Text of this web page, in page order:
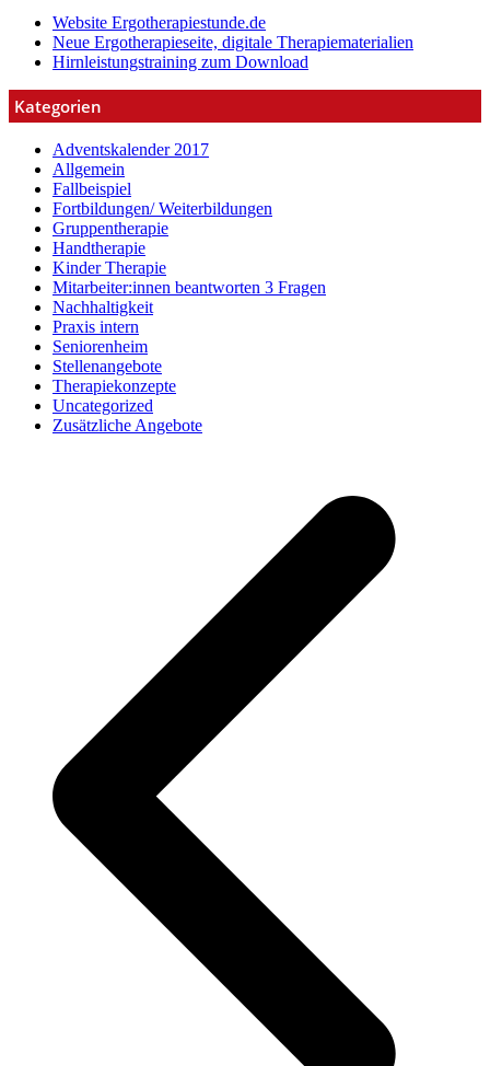
Website Ergotherapiestunde.de
Neue Ergotherapieseite, digitale Therapiematerialien
Hirnleistungstraining zum Download
Kategorien
Adventskalender 2017
Allgemein
Fallbeispiel
Fortbildungen/ Weiterbildungen
Gruppentherapie
Handtherapie
Kinder Therapie
Mitarbeiter:innen beantworten 3 Fragen
Nachhaltigkeit
Praxis intern
Seniorenheim
Stellenangebote
Therapiekonzepte
Uncategorized
Zusätzliche Angebote